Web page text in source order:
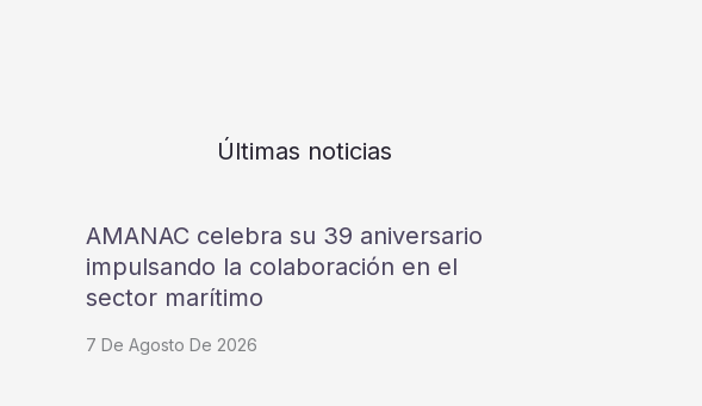
Últimas noticias
AMANAC celebra su 39 aniversario
impulsando la colaboración en el
sector marítimo
7 De Agosto De 2026